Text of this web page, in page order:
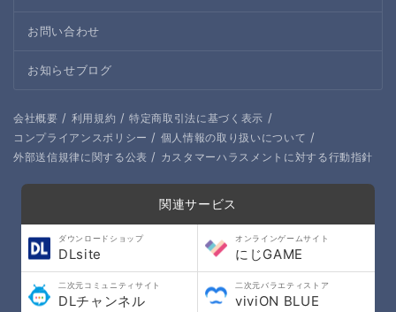
お問い合わせ
お知らせブログ
会社概要 / 利用規約 / 特定商取引法に基づく表示 /
コンプライアンスポリシー / 個人情報の取り扱いについて /
外部送信規律に関する公表 / カスタマーハラスメントに対する行動指針
関連サービス
ダウンロードショップ
DLsite
オンラインゲームサイト
にじGAME
二次元コミュニティサイト
DLチャンネル
二次元バラエティストア
viviON BLUE